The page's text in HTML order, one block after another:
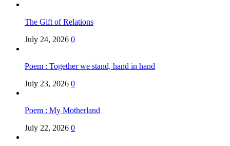
The Gift of Relations
July 24, 2026 0
Poem : Together we stand, hand in hand
July 23, 2026 0
Poem : My Motherland
July 22, 2026 0